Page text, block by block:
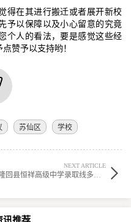
得在其进行搬迁或者展开新校
予以保障以及小心留意的究竟
个人的看法，要是感觉这些经
赞予以支持哟！
苏仙区 学校
NEXT ARTICLE
讯推荐